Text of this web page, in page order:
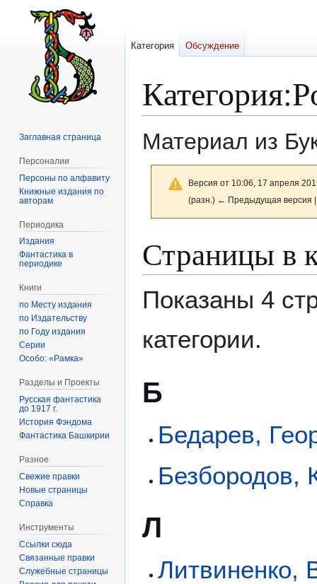
Категория:
Материал из
Версия от 10:06, 17 апреля
(разн.) ← Предыдущая версия
к
навигации
к
поиску
Страницы в
Показаны 4
категории.
Б
Бедарев,
Безбородов,
Л
Литвиненко,
Категория Обсуждение
Заглавная страница
Персоналии
Персоны по алфавиту
Книжные издания по
авторам
Периодика
Издания
Фантастика в
периодике
Книги
по Месту издания
по Издательству
по Году издания
Серии
Особо: «Рамка»
Разделы и Проекты
Русская фантастика
до 1917 г.
История Фэндома
Фантастика Башкирии
Разное
Свежие правки
Новые страницы
Справка
Инструменты
Ссылки сюда
Связанные правки
Служебные страницы